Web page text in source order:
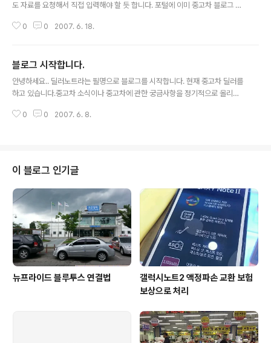
도 자료를 요청해서 직접 입력해야 할 듯 합니다. 포털에 이미 중고차 블로그 많
하시는 분도 많습니다. 중고차 관련 글을 올리기로 했는데 어떤 방향으로 해야
검색버튼 눌러야 블로그를 볼수있습니다. 포털에서도 중고차 관련 키워드는 광
고하는데 있어 말도 많고 탈도 많다고 합니다. 블로그는 권해놓고 어떤 방향으
로 꾸려갈까 고민하다가 일단 이 분에 대해서 이야기를 간단히 하고자 합니다. *
0 0 2007. 6. 18.
블로그 시작합니다.
안녕하세요.. 딜러노트라는 필명으로 블로그를 시작합니다. 현재 중고차 딜러를
하고 있습니다.중고차 소식이나 중고차에 관한 궁금사항을 정기적으로 올리고
주세요 1) 댓글.. 2)MP : 019-9765-6022
0 0 2007. 6. 8.
이 블로그 인기글
뉴프라이드 블루투스 연결법
갤럭시노트2 액정파손 교환 보험
보상으로 처리